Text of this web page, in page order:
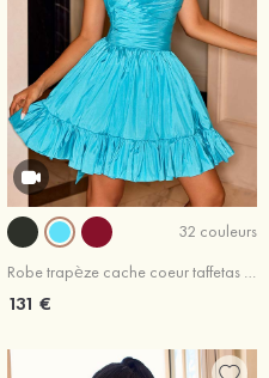
32 couleurs
Robe trapèze cache coeur taffetas courte/mini robe de fête de la rentrée
131 €